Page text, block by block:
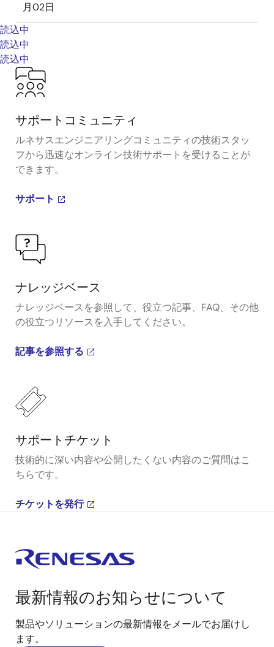
月02日
読込中
読込中
読込中
サポートコミュニティ
ルネサスエンジニアリングコミュニティの技術スタッ
フから迅速なオンライン技術サポートを受けることが
できます。
サポート
ナレッジベース
ナレッジベースを参照して、役立つ記事、FAQ、その他
の役立つリソースを入手してください。
記事を参照する
サポートチケット
技術的に深い内容や公開したくない内容のご質問はこ
ちらです。
チケットを発行
最新情報のお知らせについて
製品やソリューションの最新情報をメールでお届けし
ます。